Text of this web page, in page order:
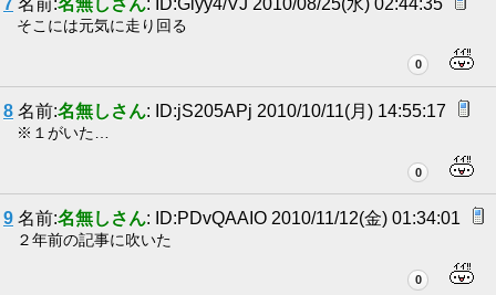
そこには元気に走り回る
0
8 名前:名無しさん: ID:jS205APj 2010/10/11(月) 14:55:17
※１がいた…
0
9 名前:名無しさん: ID:PDvQAAIO 2010/11/12(金) 01:34:01
２年前の記事に吹いた
0